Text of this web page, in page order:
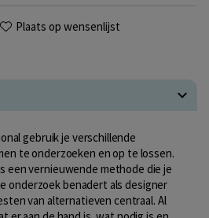
Plaats op wensenlijst
gebruik je verschillende
te onderzoeken en op te lossen.
een vernieuwende methode die je
onderzoek benadert als designer
van alternatieven centraal. Al